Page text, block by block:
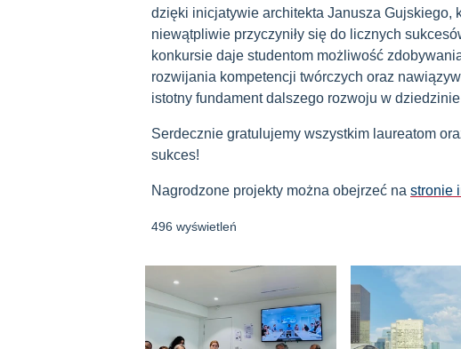
dzięki inicjatywie architekta Janusza
niewątpliwie przyczyniły się do licznych
konkursie daje studentom możliwość
rozwijania kompetencji twórczych oraz
istotny fundament dalszego rozwoju w
Serdecznie gratulujemy wszystkim laureatom
sukces!
Nagrodzone projekty można obejrzeć na stronie
496 wyświetleń